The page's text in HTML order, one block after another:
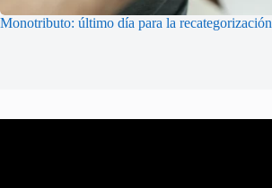
Monotributo: último día para la recategorización